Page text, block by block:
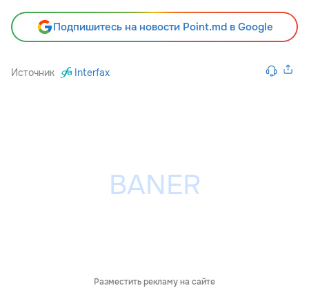
Подпишитесь на новости Point.md в Google
Источник Interfax
Разместить рекламу на сайте